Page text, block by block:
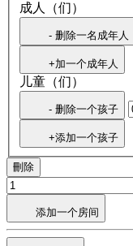
成人（们）
- 删除一名成年人
+加一个成年人
儿童（们）
- 删除一个孩子
+添加一个孩子
刪除
添加一个房间